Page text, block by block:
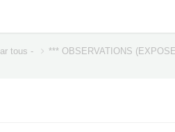
tous - *** OBSERVATIONS